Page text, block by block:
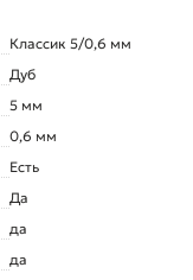
Классик 5/0,6 мм
Дуб
5 мм
0,6 мм
Есть
Да
да
да